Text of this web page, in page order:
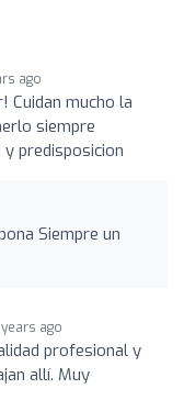
ago
Cuidan mucho la
siempre
predisposicion
Siempre un
ago
profesional y
allí. Muy